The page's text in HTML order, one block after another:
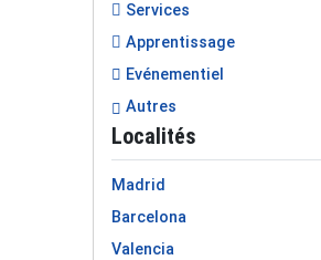
Services
Apprentissage
Evénementiel
Autres
Localités
Madrid
Barcelona
Valencia